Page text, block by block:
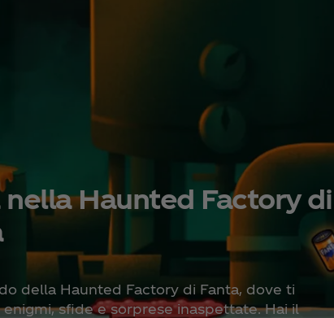
nella Haunted Factory di
della Haunted Factory di Fanta, dove ti
sfide e sorprese inaspettate. Hai il